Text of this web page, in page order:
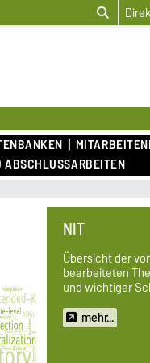
NIT
Übersicht der
bearbeiteten
und wichtiger
mehr...